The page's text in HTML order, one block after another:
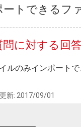
ートできるフ
問に対する回答
ルのみインポートで
新: 2017/09/01